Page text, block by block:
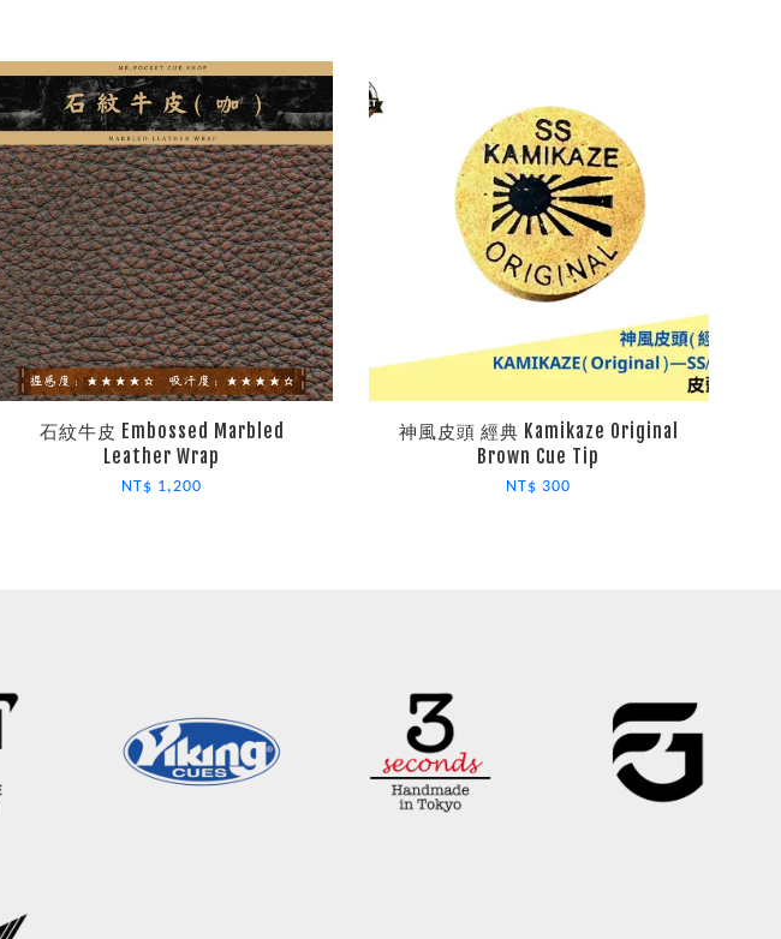
石紋牛皮 Embossed Marbled
Leather Wrap
NT$ 1,200
神風皮頭 經典 Kamikaze Original
Brown Cue Tip
NT$ 300